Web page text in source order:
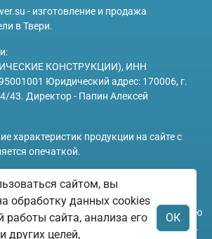
- изготовление и продажа
в Твери.
КОНСТРУКЦИИ), ИНН
Юридический адрес: 170006, г.
43. Директор - Папин Алексей
характеристик продукции на сайте с
опечаткой.
region-tver.su носит исключительно
характер и ни при каких
публичной офертой. Всю дополнительную
по телефонам указанным на сайте.
сайтом, вы
обработку данных cookies
работы сайта, анализа его
других целей,
ОК